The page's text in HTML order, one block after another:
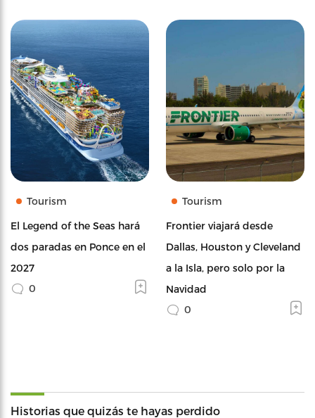
Tourism
El Legend of the Seas hará
dos paradas en Ponce en el
2027
0
Tourism
Frontier viajará desde
Dallas, Houston y Cleveland
a la Isla, pero solo por la
Navidad
0
Historias que quizás te hayas perdido